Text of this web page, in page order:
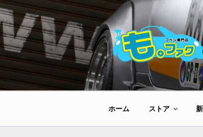
コ
ン
テ
ン
ツ
キ
ホーム ストア